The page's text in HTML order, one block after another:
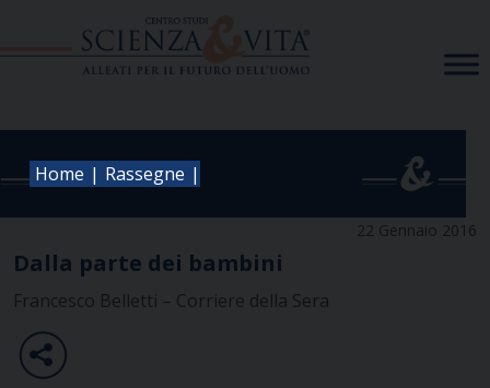
Home | Rassegne |
22 Gennaio 2016
Dalla parte dei bambini
Francesco Belletti – Corriere della Sera